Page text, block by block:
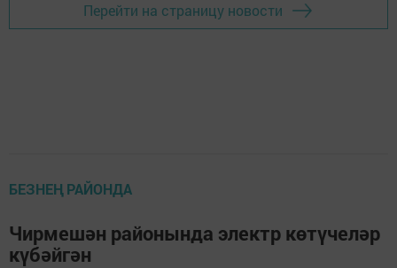
Перейти на страницу новости
БЕЗНЕҢ РАЙОНДА
Чирмешән районында электр көтүчеләр
күбәйгән